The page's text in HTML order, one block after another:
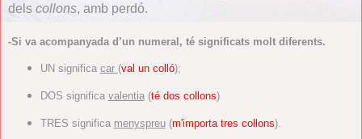
dels collons, amb perdó.
-Si va acompanyada d’un numeral, té significats molt diferents.
UN significa car (val un colló);
DOS significa valentia(té dos collons)
TRES significa menyspreu(m'importa tres collons).